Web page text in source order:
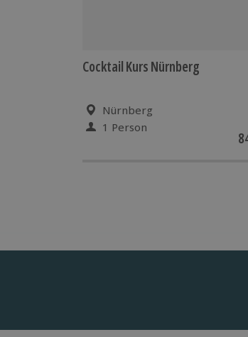
Cocktail Kurs Nürnberg
Nürnberg
1 Person